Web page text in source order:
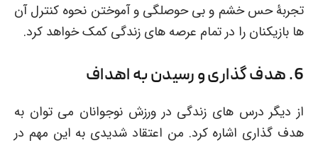
تجربۀ حس خشم و بی حوصلگی و آموختن نحوه کنترل آن
ها بازیکنان را در تمام عرصه های زندگی کمک خواهد کرد.
6. هدف گذاری و رسیدن به اهداف
از دیگر درس های زندگی در ورزش نوجوانان می توان به
هدف گذاری اشاره کرد. من اعتقاد شدیدی به این مهم در